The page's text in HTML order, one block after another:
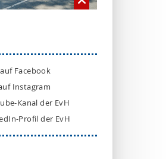
Facebook
Instagram
Kanal der EvH
Profil der EvH